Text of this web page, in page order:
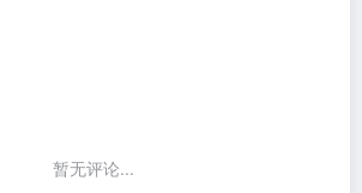
暂无评论...